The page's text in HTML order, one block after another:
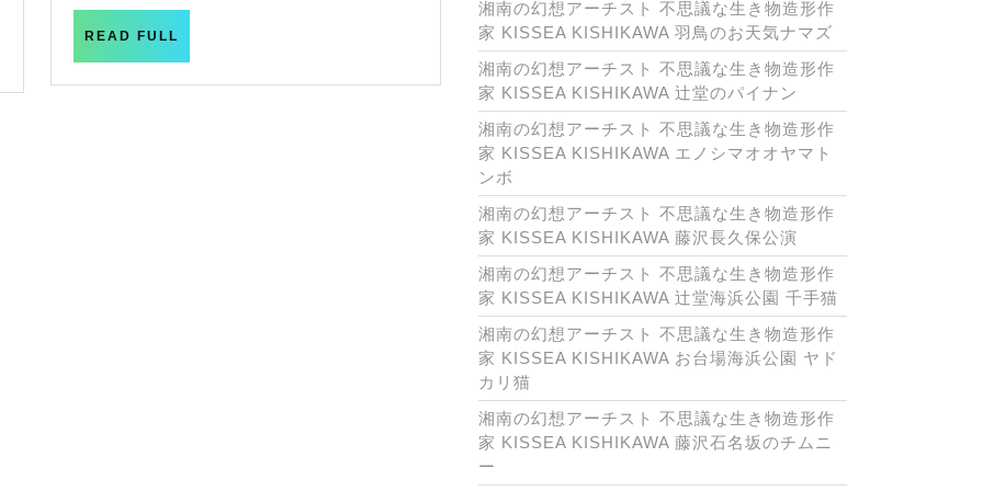
日
READ FULL
湘南の幻想アーチスト 不思議な生き物造形作
家 KISSEA KISHIKAWA 羽鳥のお天気ナマズ
湘南の幻想アーチスト 不思議な生き物造形作
家 KISSEA KISHIKAWA 辻堂のパイナン
湘南の幻想アーチスト 不思議な生き物造形作
家 KISSEA KISHIKAWA エノシマオオヤマト
ンボ
湘南の幻想アーチスト 不思議な生き物造形作
家 KISSEA KISHIKAWA 藤沢長久保公演
湘南の幻想アーチスト 不思議な生き物造形作
家 KISSEA KISHIKAWA 辻堂海浜公園 千手猫
湘南の幻想アーチスト 不思議な生き物造形作
家 KISSEA KISHIKAWA お台場海浜公園 ヤド
カリ猫
湘南の幻想アーチスト 不思議な生き物造形作
家 KISSEA KISHIKAWA 藤沢石名坂のチムニ
ー